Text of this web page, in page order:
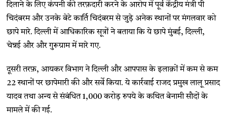
दिलाने के लिए कंपनी की तरफ़दारी करने के आरोप में पूर्व केंद्रीय मंत्री पी
चिदंबरम और उनके बेटे कार्ति चिदंबरम से जुडे़ अनेक स्थानों पर मंगलवार को
छापे मारे. दिल्ली में आधिकारिक सूत्रों ने बताया कि ये छापे मुंबई, दिल्ली,
चेन्नई और और गुरूग्राम में मारे गए.
दूसरी तरफ़, आयकर विभाग ने दिल्ली और आपपास के इलाक़ों में कम से कम
22 स्थानों पर छापेमारी की और सर्वे किया. ये कार्रवाई राजद प्रमुख लालू प्रसाद
यादव तथा अन्य से संबंधित 1,000 करोड़ रुपये के कथित बेनामी सौदों के
मामले में की गई.